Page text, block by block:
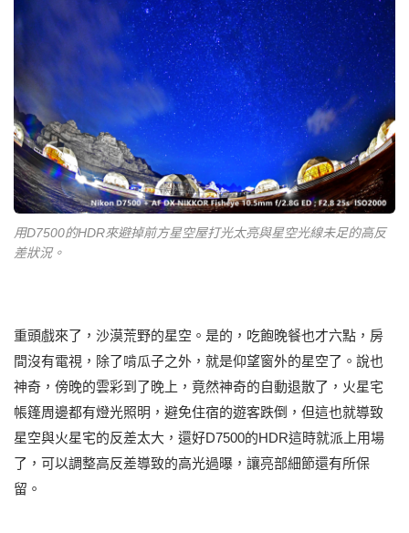
用D7500的HDR來避掉前方星空屋打光太亮與星空光線未足的高反
差狀況。
重頭戲來了，沙漠荒野的星空。是的，吃飽晚餐也才六點，房
間沒有電視，除了啃瓜子之外，就是仰望窗外的星空了。說也
神奇，傍晚的雲彩到了晚上，竟然神奇的自動退散了，火星宅
帳篷周邊都有燈光照明，避免住宿的遊客跌倒，但這也就導致
星空與火星宅的反差太大，還好D7500的HDR這時就派上用場
了，可以調整高反差導致的高光過曝，讓亮部細節還有所保
留。